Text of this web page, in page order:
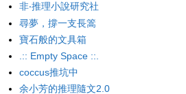
非‧推理小說研究社
尋夢，撐一支長篙
寶石般的文具箱
.:: Empty Space ::.
coccus推坑中
余小芳的推理隨文2.0